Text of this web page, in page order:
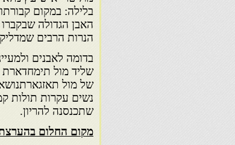
בלילה: במקום
האבן הגדולה
הנרות הרבים
בדומה לאבנים
שליד מול
של מול
נשים עקרות תולות
שתכנסנה להריון.
מקום החלום